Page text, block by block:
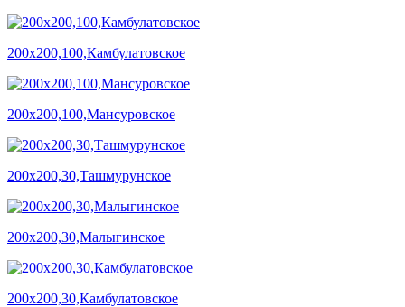
200х200,100,Камбулатовское
200х200,100,Мансуровское
200х200,30,Ташмурунское
200х200,30,Малыгинское
200х200,30,Камбулатовское